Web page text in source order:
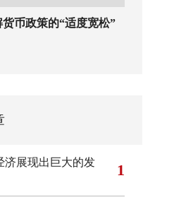
币政策的“适度宽松”
济展现出巨大的发
1